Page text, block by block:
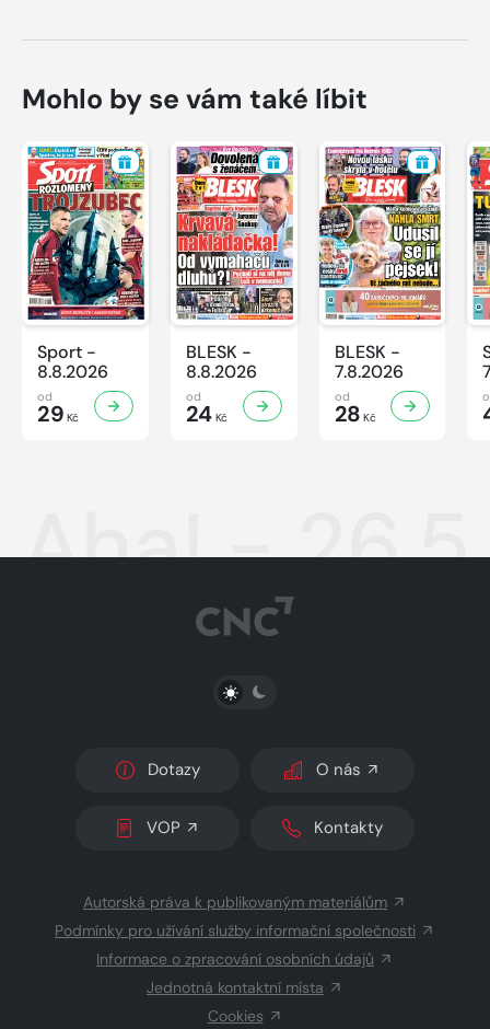
Mohlo by se vám také líbit
Sport -
8.8.2026
od
29 Kč
BLESK -
8.8.2026
od
24Kč
BLESK -
7.8.2026
od
28 Kč
Aha! -
PŘEPNOUT SVĚTLÝ/TMAVÝ REŽIM
Dotazy O nás
VOP Kontakty
Autorská práva k publikovaným materiálům
Podmínky pro užívání služby informační společnosti
Informace o zpracování osobních údajů
Jednotná kontaktní místa
Cookies